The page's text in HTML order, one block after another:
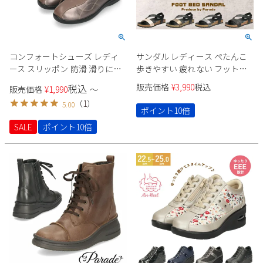
コンフォートシューズ レディ
ース スリッポン 防滑 滑りにく
曲性 軽量 軽い 幅広 ウォーキン
グ 981402 Parade
販売価格 ¥1,990税込 〜
5.00 （1）
SALE
ポイント10倍
サンダル レディース ぺたんこ
歩きやすい 疲れない フットベ
ッド ストラップ フラット おし
ゃれ きれいめ かかとあり マジ
ックテープ Parade 290
販売価格 ¥3,990税込
ポイント10倍